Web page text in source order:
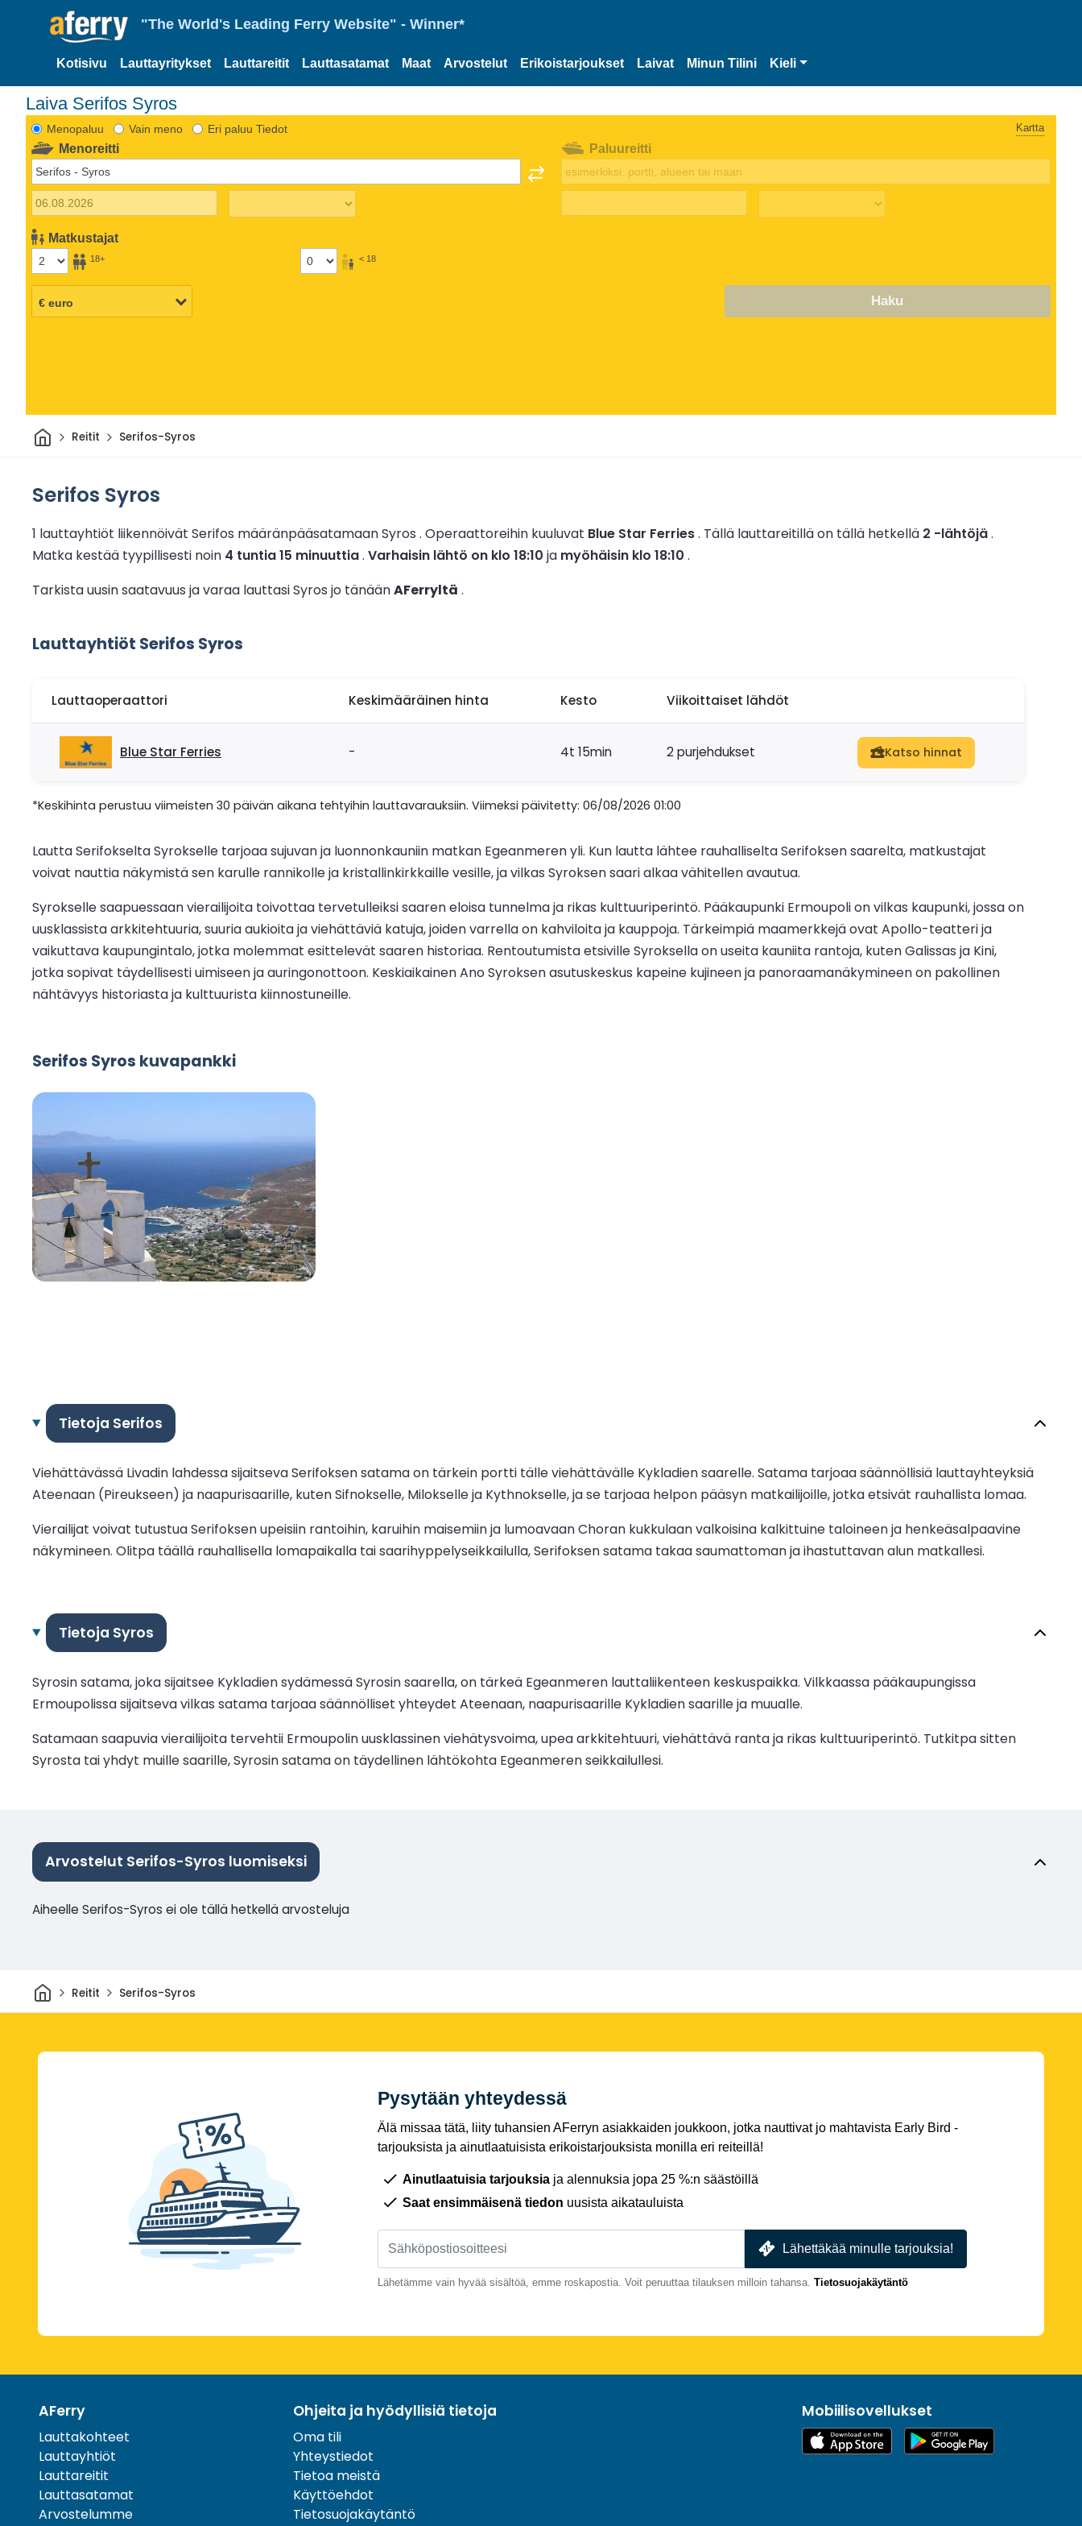
"The World's Leading Ferry Website" - Winner*
Kotisivu Lauttayritykset Lauttareitit Lauttasatamat Maat Arvostelut Erikoistarjoukset Laivat Minun Tilini Kieli
Laiva Serifos Syros
Menopaluu Vain meno Eri paluu Tiedot Kartta
Menoreitti
Matkustajat
18+ < 18
Paluureitti
Haku
KotiinReitit Serifos-Syros
Serifos Syros
1 lauttayhtiöt liikennöivät Serifos määränpääsatamaan Syros . Operaattoreihin kuuluvat Blue Star Ferries. Tällä lauttareitillä on tällä hetkellä 2 -lähtöjä.
Matka kestää tyypillisesti noin 4 tuntia 15 minuuttia. Varhaisin lähtö on klo 18:10 ja myöhäisin klo 18:10 .
Tarkista uusin saatavuus ja varaa lauttasi Syros jo tänäänAFerryltä .
Lauttayhtiöt Serifos Syros
Lauttaoperaattori Keskimääräinen hinta Kesto Viikoittaiset lähdöt
Blue Star Ferries - 4t 15min 2 purjehdukset Katso hinnat
*Keskihinta perustuu viimeisten 30 päivän aikana tehtyihin lauttavarauksiin. Viimeksi päivitetty: 06/08/2026 01:00
Lautta Serifokselta Syrokselle tarjoaa sujuvan ja luonnonkauniin matkan Egeanmeren yli. Kun lautta lähtee rauhalliselta Serifoksen saarelta, matkustajat
voivat nauttia näkymistä sen karulle rannikolle ja kristallinkirkkaille vesille, ja vilkas Syroksen saari alkaa vähitellen avautua.
Syrokselle saapuessaan vierailijoita toivottaa tervetulleiksi saaren eloisa tunnelma ja rikas kulttuuriperintö. Pääkaupunki Ermoupoli on vilkas kaupunki, jossa on
uusklassista arkkitehtuuria, suuria aukioita ja viehättäviä katuja, joiden varrella on kahviloita ja kauppoja. Tärkeimpiä maamerkkejä ovat Apollo-teatteri ja
vaikuttava kaupungintalo, jotka molemmat esittelevät saaren historiaa. Rentoutumista etsiville Syroksella on useita kauniita rantoja, kuten Galissas ja Kini,
jotka sopivat täydellisesti uimiseen ja auringonottoon. Keskiaikainen Ano Syroksen asutuskeskus kapeine kujineen ja panoraamanäkymineen on pakollinen
nähtävyys historiasta ja kulttuurista kiinnostuneille.
Serifos Syros kuvapankki
Tietoja Serifos
Viehättävässä Livadin lahdessa sijaitseva Serifoksen satama on tärkein portti tälle viehättävälle Kykladien saarelle. Satama tarjoaa säännöllisiä lauttayhteyksiä
Ateenaan (Pireukseen) ja naapurisaarille, kuten Sifnokselle, Milokselle ja Kythnokselle, ja se tarjoaa helpon pääsyn matkailijoille, jotka etsivät rauhallista lomaa.
Vierailijat voivat tutustua Serifoksen upeisiin rantoihin, karuihin maisemiin ja lumoavaan Choran kukkulaan valkoisina kalkittuine taloineen ja henkeäsalpaavine
näkymineen. Olitpa täällä rauhallisella lomapaikalla tai saarihyppelyseikkailulla, Serifoksen satama takaa saumattoman ja ihastuttavan alun matkallesi.
Tietoja Syros
Syrosin satama, joka sijaitsee Kykladien sydämessä Syrosin saarella, on tärkeä Egeanmeren lauttaliikenteen keskuspaikka. Vilkkaassa pääkaupungissa
Ermoupolissa sijaitseva vilkas satama tarjoaa säännölliset yhteydet Ateenaan, naapurisaarille Kykladien saarille ja muualle.
Satamaan saapuvia vierailijoita tervehtii Ermoupolin uusklassinen viehätysvoima, upea arkkitehtuuri, viehättävä ranta ja rikas kulttuuriperintö. Tutkitpa sitten
Syrosta tai yhdyt muille saarille, Syrosin satama on täydellinen lähtökohta Egeanmeren seikkailullesi.
Arvostelut Serifos-Syros luomiseksi
Aiheelle Serifos-Syros ei ole tällä hetkellä arvosteluja
KotiinReitit Serifos-Syros
Pysytään yhteydessä
Älä missaa tätä, liity tuhansien AFerryn asiakkaiden joukkoon, jotka nauttivat jo mahtavista Early Bird -
tarjouksista ja ainutlaatuisista erikoistarjouksista monilla eri reiteillä!
Ainutlaatuisia tarjouksia ja alennuksia jopa 25 %:n säästöillä
Saat ensimmäisenä tiedon uusista aikatauluista
Lähettäkää minulle tarjouksia!
Lähetämme vain hyvää sisältöä, emme roskapostia. Voit peruuttaa tilauksen milloin tahansa. Tietosuojakäytäntö
AFerry
Lauttakohteet
Lauttayhtiöt
Lauttareitit
Lauttasatamat
Arvostelumme
Ohjeita ja hyödyllisiä tietoja
Oma tili
Yhteystiedot
Tietoa meistä
Käyttöehdot
Tietosuojakäytäntö
Mobiilisovellukset